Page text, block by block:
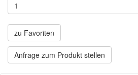
zu Favoriten
Anfrage zum Produkt stellen